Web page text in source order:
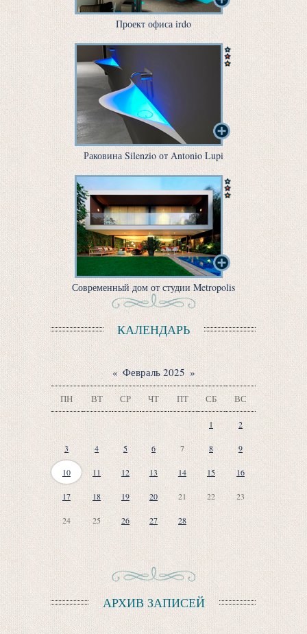
Проект офиса irdo
Раковина Silenzio от Antonio Lupi
Современный дом от студии Metropolis
КАЛЕНДАРЬ
« Февраль 2025 »
ПН ВТ СР ЧТ ПТ СБ ВС
1 2
3 4 5 6 7 8 9
10 11 12 13 14 15 16
17 18 19 20 21 22 23
24 25 26 27 28
АРХИВ ЗАПИСЕЙ